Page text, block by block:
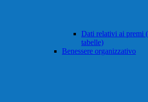
Dati relativi ai premi
tabelle)
Benessere organizzativo